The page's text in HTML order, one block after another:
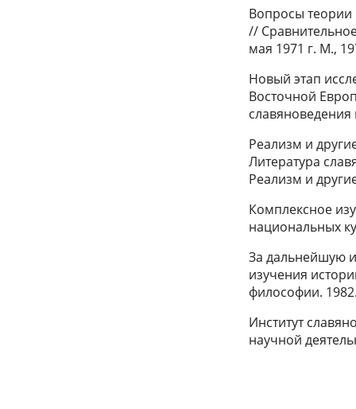
Вопросы теории
//
мая 1971 г. М.,
Новый этап
Восточной
Реализм и
Литература
Реализм и
Комплексное
национальных
За дальнейшую
изучения
философии.
Институт
научной